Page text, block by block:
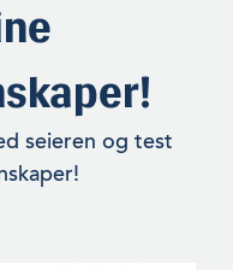
seieren og test